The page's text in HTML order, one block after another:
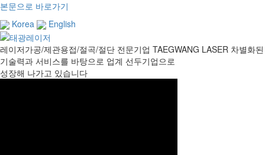
본문으로 바로가기
Korea
English
레이저가공/제관용접/절곡/절단 전문기업 TAEGWANG LASER 차별화된
기술력과 서비스를 바탕으로 업계 선두기업으로
성장해 나가고 있습니다